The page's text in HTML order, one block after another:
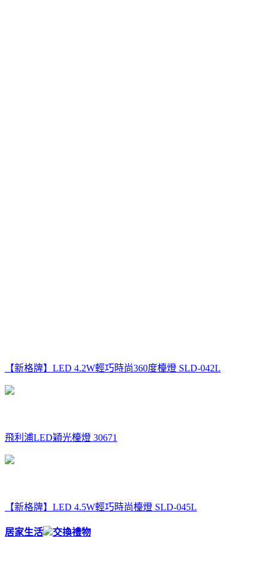
【新格牌】LED 4.2W輕巧時尚360度檯燈 SLD-042L
飛利浦LED穎光檯燈 30671
【新格牌】LED 4.5W輕巧時尚檯燈 SLD-045L
居家生活 交換禮物